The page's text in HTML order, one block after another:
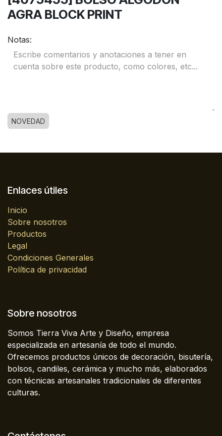
AGRA BLOCK PRINT
Notas:
NOVEDAD
Enlaces útiles
Inicio
Sobre nosotros
Productos
Legal
Condiciones Generales
Política de privacidad
Sobre nosotros
Somos Tierra Viva Arte y Diseño, empresa
especializada en artesanía de todo el mundo.
Ofrecemos productos únicos de decoración, bisutería,
bolsos, candiles, cerámica y mucho más, elaborados
con técnicas artesanales tradicionales de diferentes
culturas.